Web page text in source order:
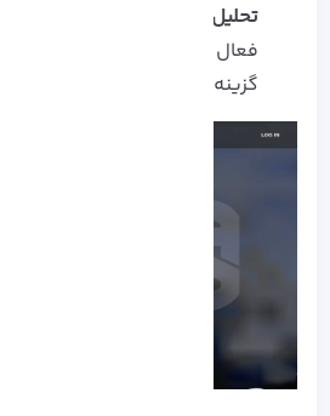
تحلیل:
اگر دنبال بازی‌ ای
گزینه‌ هاست.